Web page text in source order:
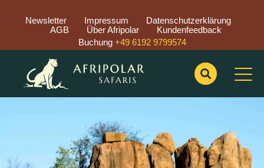
Newsletter Impressum
Datenschutzerklärung
AGB
Über Afripolar
Kundenfeedback
Buchung +49 6192 9799574